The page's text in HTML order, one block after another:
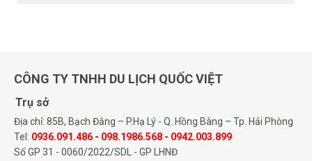
CÔNG TY TNHH DU LỊCH QUỐC VIỆT
Trụ sở
Địa chỉ: 85B, Bạch Đằng – P.Hạ Lý - Q. Hồng Bàng – Tp. Hải Phòng
Tel: 0936.091.486 - 098.1986.568 - 0942.003.899
Số GP 31 - 0060/2022/SDL - GP LHNĐ